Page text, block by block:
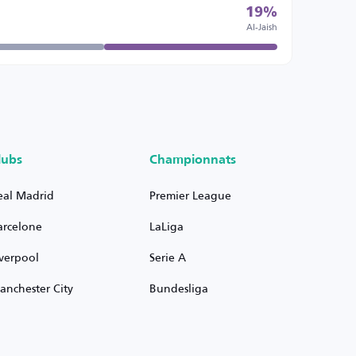
19%
Al-Jaish
Madrid
City
Championnats
Premier League
LaLiga
Serie A
Bundesliga